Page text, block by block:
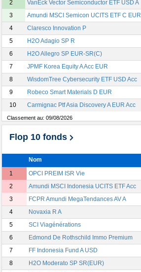
2
VanEck Vector Semiconductor ETF USD A
3
Amundi MSCI Semicon UCITS ETF C EUR
4
Claresco Innovation P
5
H2O Adagio SP R
6
H2O Allegro SP EUR-SR(C)
7
JPMF Korea Equity A Acc EUR
8
WisdomTree Cybersecurity ETF USD Acc
9
Robeco Smart Materials D EUR
10
Carmignac Ptf Asia Discovery A EUR Acc
Classement au: 09/08/2026
Flop 10 fonds
Nom
1
OPCI PREIM ISR Vie
2
Amundi MSCI Indonesia UCITS ETF Acc
3
FCPR Amundi MegaTendances AV A
4
Novaxia R A
5
SCI Viagénérations
6
Edmond De Rothschild Immo Premium
7
FF Indonesia Fund A USD
8
H2O Moderato SP SR(EUR)